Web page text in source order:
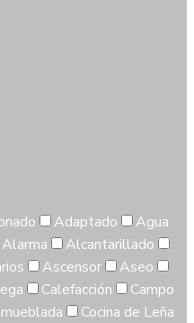
Adaptado
Agua
Alarma
Alcantarillado
Ascensor
Aseo
Calefacción
Campo
Cocina de Leña